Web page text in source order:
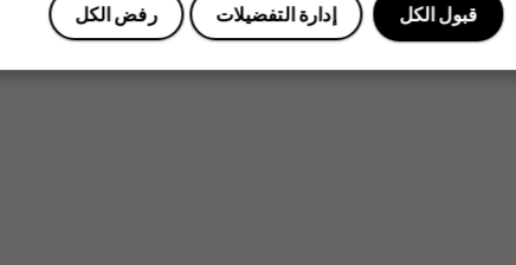
رفض الكل إدارة التفضيلات قبول الكل